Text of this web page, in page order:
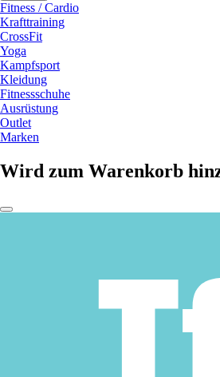
Fitness / Cardio
Krafttraining
CrossFit
Yoga
Kampfsport
Kleidung
Fitnessschuhe
Ausrüstung
Outlet
Marken
Wird zum Warenkorb